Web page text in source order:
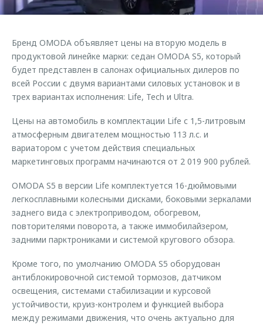
Страхование
Аксессуары
Одежда и сувениры
Оригинальные аксессуары
Трейд-ин
Калькулятор трейд-ин
Руководства по эксплуатации
O&J Автоклуб
Клуб владельцев OMODA
Приложение O&J
Аксессуары
Одежда и сувениры
Оригинальные аксессуары
Обратная связь
Бренд OMODA объявляет цены на вторую модель в
продуктовой линейке марки: седан OMODA S5, который
будет представлен в салонах официальных дилеров по
всей России с двумя вариантами силовых установок и в
трех вариантах исполнения: Life, Tech и Ultra.
Цены на автомобиль в комплектации Life с 1,5-литровым
атмосферным двигателем мощностью 113 л.с. и
вариатором с учетом действия специальных
маркетинговых программ начинаются от 2 019 900 рублей.
OMODA S5 в версии Life комплектуется 16-дюймовыми
легкосплавными колесными дисками, боковыми зеркалами
заднего вида с электроприводом, обогревом,
повторителями поворота, а также иммобилайзером,
задними парктрониками и системой кругового обзора.
Кроме того, по умолчанию OMODA S5 оборудован
антиблокировочной системой тормозов, датчиком
освещения, системами стабилизации и курсовой
устойчивости, круиз-контролем и функцией выбора
между режимами движения, что очень актуально для